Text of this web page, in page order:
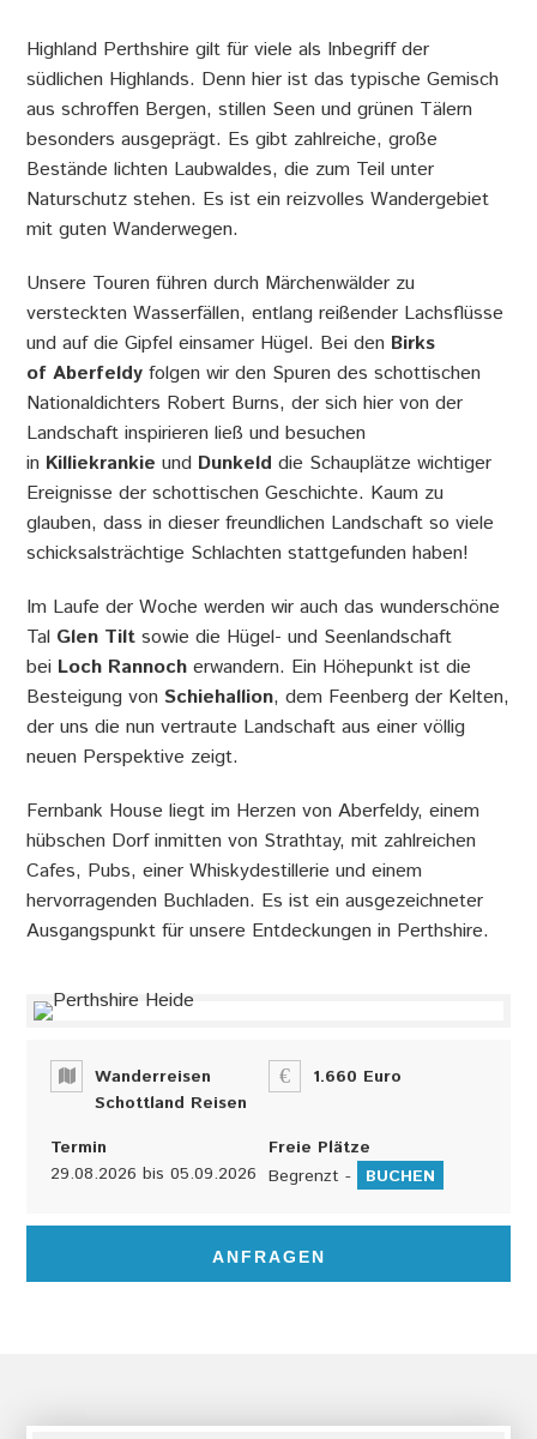
i
e
r
Highland Perthshire gilt für viele als Inbegriff der
südlichen Highlands. Denn hier ist das typische Gemisch
aus schroffen Bergen, stillen Seen und grünen Tälern
besonders ausgeprägt. Es gibt zahlreiche, große
Bestände lichten Laubwaldes, die zum Teil unter
Naturschutz stehen. Es ist ein reizvolles Wandergebiet
mit guten Wanderwegen.
Unsere Touren führen durch Märchenwälder zu
versteckten Wasserfällen, entlang reißender Lachsflüsse
und auf die Gipfel einsamer Hügel. Bei den Birks
ofAberfeldy folgen wir den Spuren des schottischen
Nationaldichters Robert Burns, der sich hier von der
Landschaft inspirieren ließ und besuchen
in Killiekrankie und Dunkeld die Schauplätze wichtiger
Ereignisse der schottischen Geschichte. Kaum zu
glauben, dass in dieser freundlichen Landschaft so viele
schicksalsträchtige Schlachten stattgefunden haben!
Im Laufe der Woche werden wir auch das wunderschöne
Tal Glen Tilt sowie die Hügel- und Seenlandschaft
bei Loch Rannoch erwandern. Ein Höhepunkt ist die
Besteigung vonSchiehallion, dem Feenberg der Kelten,
der uns die nun vertraute Landschaft aus einer völlig
neuen Perspektive zeigt.
Fernbank House liegt im Herzen von Aberfeldy, einem
hübschen Dorf inmitten von Strathtay, mit zahlreichen
Cafes, Pubs, einer Whiskydestillerie und einem
hervorragenden Buchladen. Es ist ein ausgezeichneter
Ausgangspunkt für unsere Entdeckungen in Perthshire.
Wanderreisen
Schottland Reisen
1.660 Euro
Termin
29.08.2026 bis05.09.2026
Freie Plätze
Begrenzt -
BUCHEN
ANFRAGEN